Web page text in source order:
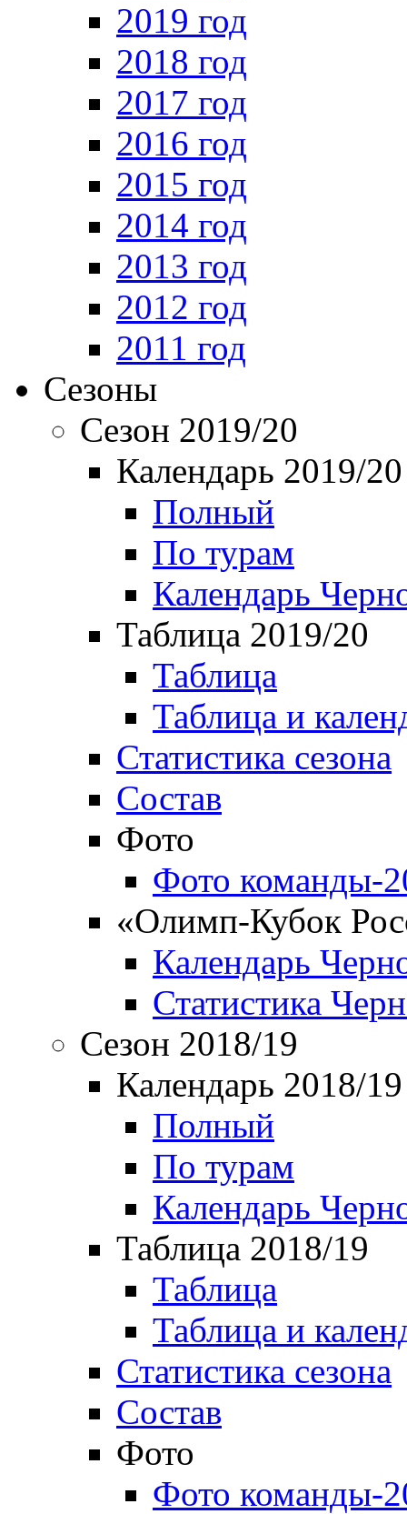
2019 год
2018 год
2017 год
2016 год
2015 год
2014 год
2013 год
2012 год
2011 год
Сезоны
Сезон 2019/20
Календарь 2019/20
Полный
По турам
Календарь
Таблица 2019/20
Таблица
Таблица и
Статистика сезона
Состав
Фото
Фото команды-
«Олимп-Кубок
Календарь
Статистика
Сезон 2018/19
Календарь 2018/19
Полный
По турам
Календарь
Таблица 2018/19
Таблица
Таблица и
Статистика сезона
Состав
Фото
Фото команды-